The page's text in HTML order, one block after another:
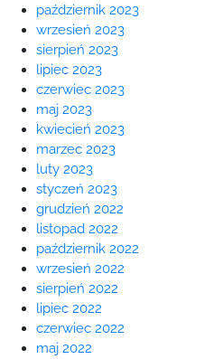
październik 2023
wrzesień 2023
sierpień 2023
lipiec 2023
czerwiec 2023
maj 2023
kwiecień 2023
marzec 2023
luty 2023
styczeń 2023
grudzień 2022
listopad 2022
październik 2022
wrzesień 2022
sierpień 2022
lipiec 2022
czerwiec 2022
maj 2022